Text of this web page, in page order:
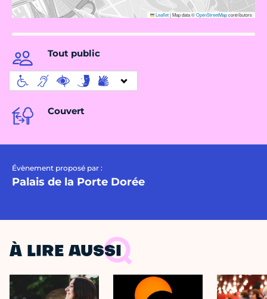
Leaflet|Map data ©OpenStreetMapcontributors
Tout public
Couvert
Évènement proposé par :
Palais de la Porte Dorée
À LIRE AUSSI